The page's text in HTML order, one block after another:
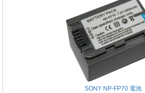
SONY NP-FP70 電池